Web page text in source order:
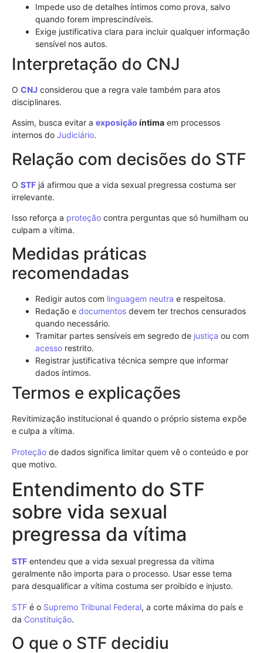
Impede uso de detalhes íntimos como prova, salvo
quando forem imprescindíveis.
Exige justificativa clara para incluir qualquer informação
sensível nos autos.
Interpretação do CNJ
O CNJ considerou que a regra vale também para atos
disciplinares.
Assim, busca evitar a exposição íntima em processos
internos do Judiciário.
Relação com decisões do STF
O STF já afirmou que a vida sexual pregressa costuma ser
irrelevante.
Isso reforça a proteção contra perguntas que só humilham ou
culpam a vítima.
Medidas práticas
recomendadas
Redigir autos com linguagem neutra e respeitosa.
Redação e documentos devem ter trechos censurados
quando necessário.
Tramitar partes sensíveis em segredo de justiça ou com
acesso restrito.
Registrar justificativa técnica sempre que informar
dados íntimos.
Termos e explicações
Revitimização institucional é quando o próprio sistema expõe
e culpa a vítima.
Proteção de dados significa limitar quem vê o conteúdo e por
que motivo.
Entendimento do STF
sobre vida sexual
pregressa da vítima
STF entendeu que a vida sexual pregressa da vítima
geralmente não importa para o processo. Usar esse tema
para desqualificar a vítima costuma ser proibido e injusto.
STF é o Supremo Tribunal Federal, a corte máxima do país e
da Constituição.
O que o STF decidiu